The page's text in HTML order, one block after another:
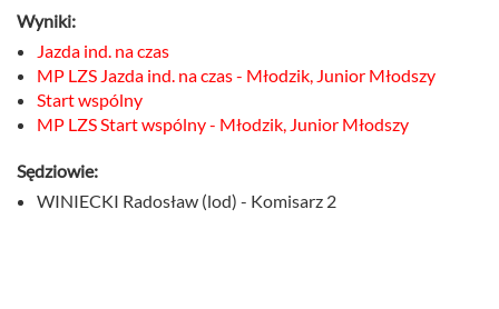
Wyniki:
Jazda ind. na czas
MP LZS Jazda ind. na czas - Młodzik, Junior Młodszy
Start wspólny
MP LZS Start wspólny - Młodzik, Junior Młodszy
Sędziowie:
WINIECKI Radosław (lod) - Komisarz 2